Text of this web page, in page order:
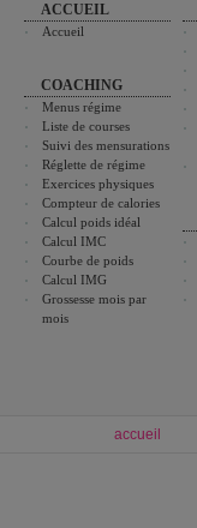
ACCUEIL
Accueil
COACHING
Menus régime
Liste de courses
Suivi des mensurations
Réglette de régime
Exercices physiques
Compteur de calories
Calcul poids idéal
Calcul IMC
Courbe de poids
Calcul IMG
Grossesse mois par
mois
accueil